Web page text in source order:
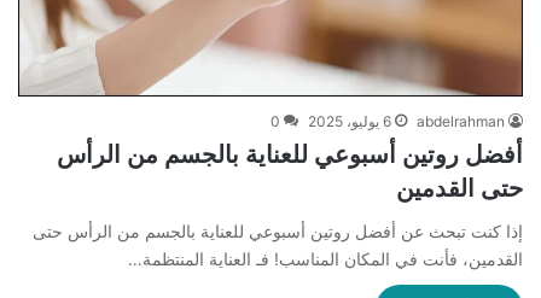
abdelrahman 6 يوليو، 2025 0
أفضل روتين أسبوعي للعناية بالجسم من الرأس
حتى القدمين
إذا كنت تبحث عن أفضل روتين أسبوعي للعناية بالجسم من الرأس حتى
القدمين، فأنت في المكان المناسب! فـ العناية المنتظمة…